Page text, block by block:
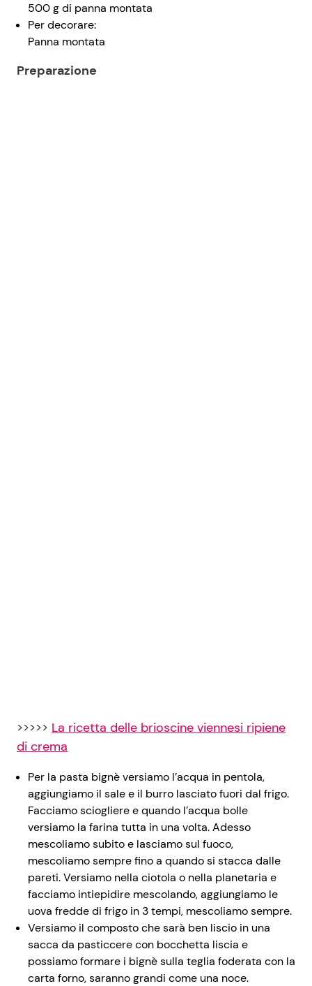
500 g di panna montata
Per decorare:
Panna montata
Preparazione
>>>>> La ricetta delle brioscine viennesi ripiene
di crema
Per la pasta bignè versiamo l’acqua in pentola,
aggiungiamo il sale e il burro lasciato fuori dal frigo.
Facciamo sciogliere e quando l’acqua bolle
versiamo la farina tutta in una volta. Adesso
mescoliamo subito e lasciamo sul fuoco,
mescoliamo sempre fino a quando si stacca dalle
pareti. Versiamo nella ciotola o nella planetaria e
facciamo intiepidire mescolando, aggiungiamo le
uova fredde di frigo in 3 tempi, mescoliamo sempre.
Versiamo il composto che sarà ben liscio in una
sacca da pasticcere con bocchetta liscia e
possiamo formare i bignè sulla teglia foderata con la
carta forno, saranno grandi come una noce.